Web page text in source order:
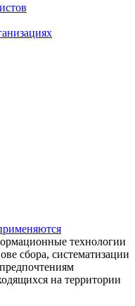
технологии
сбора, систематизации
на территории